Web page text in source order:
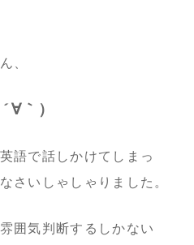
、
｀）
語で話しかけてしまっ
さいしゃしゃりました。
囲気判断するしかない